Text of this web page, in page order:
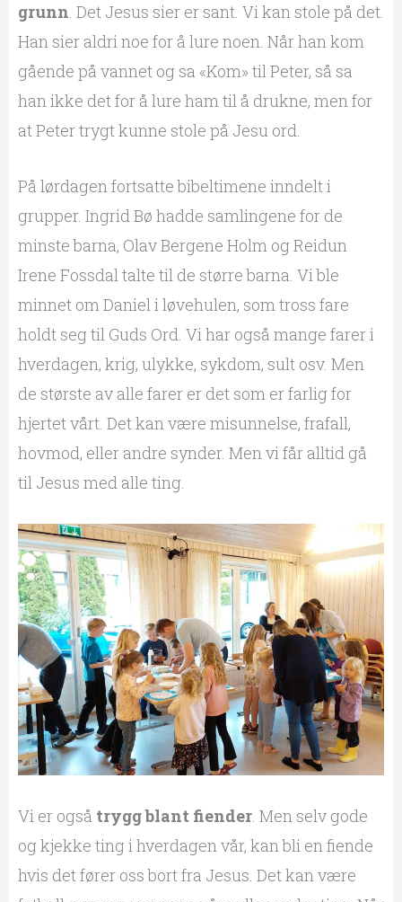
grunn. Det Jesus sier er sant. Vi kan stole på det.
Han sier aldri noe for å lure noen. Når han kom
gående på vannet og sa «Kom» til Peter, så sa
han ikke det for å lure ham til å drukne, men for
at Peter trygt kunne stole på Jesu ord.
På lørdagen fortsatte bibeltimene inndelt i
grupper. Ingrid Bø hadde samlingene for de
minste barna, Olav Bergene Holm og Reidun
Irene Fossdal talte til de større barna. Vi ble
minnet om Daniel i løvehulen, som tross fare
holdt seg til Guds Ord. Vi har også mange farer i
hverdagen, krig, ulykke, sykdom, sult osv. Men
de største av alle farer er det som er farlig for
hjertet vårt. Det kan være misunnelse, frafall,
hovmod, eller andre synder. Men vi får alltid gå
til Jesus med alle ting.
Vi er også trygg blant fiender. Men selv gode
og kjekke ting i hverdagen vår, kan bli en fiende
hvis det fører oss bort fra Jesus. Det kan være